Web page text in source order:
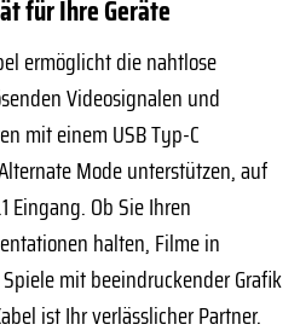
für Ihre Geräte
ermöglicht die nahtlose
Videosignalen und
mit einem USB Typ-C
Mode unterstützen, auf
Eingang. Ob Sie Ihren
halten, Filme in
mit beeindruckender Grafik
ist Ihr verlässlicher Partner.